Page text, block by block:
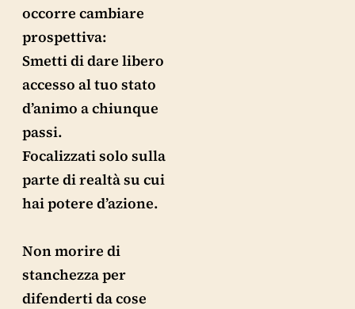
occorre cambiare
prospettiva:
Smetti di dare libero
accesso al tuo stato
d’animo a chiunque
passi.
Focalizzati solo sulla
parte di realtà su cui
hai potere d’azione.
Non morire di
stanchezza per
difenderti da cose